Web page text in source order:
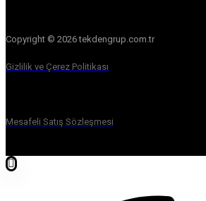
Copyright © 2026 tekdengrup.com.tr
Gizlilik ve Çerez Politikası
Mesafeli Satış Sözleşmesi